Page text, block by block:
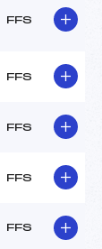
FFS
FFS
FFS
FFS
FFS